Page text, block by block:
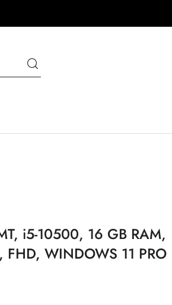
i5-10500, 16 GB RAM,
WINDOWS 11 PRO